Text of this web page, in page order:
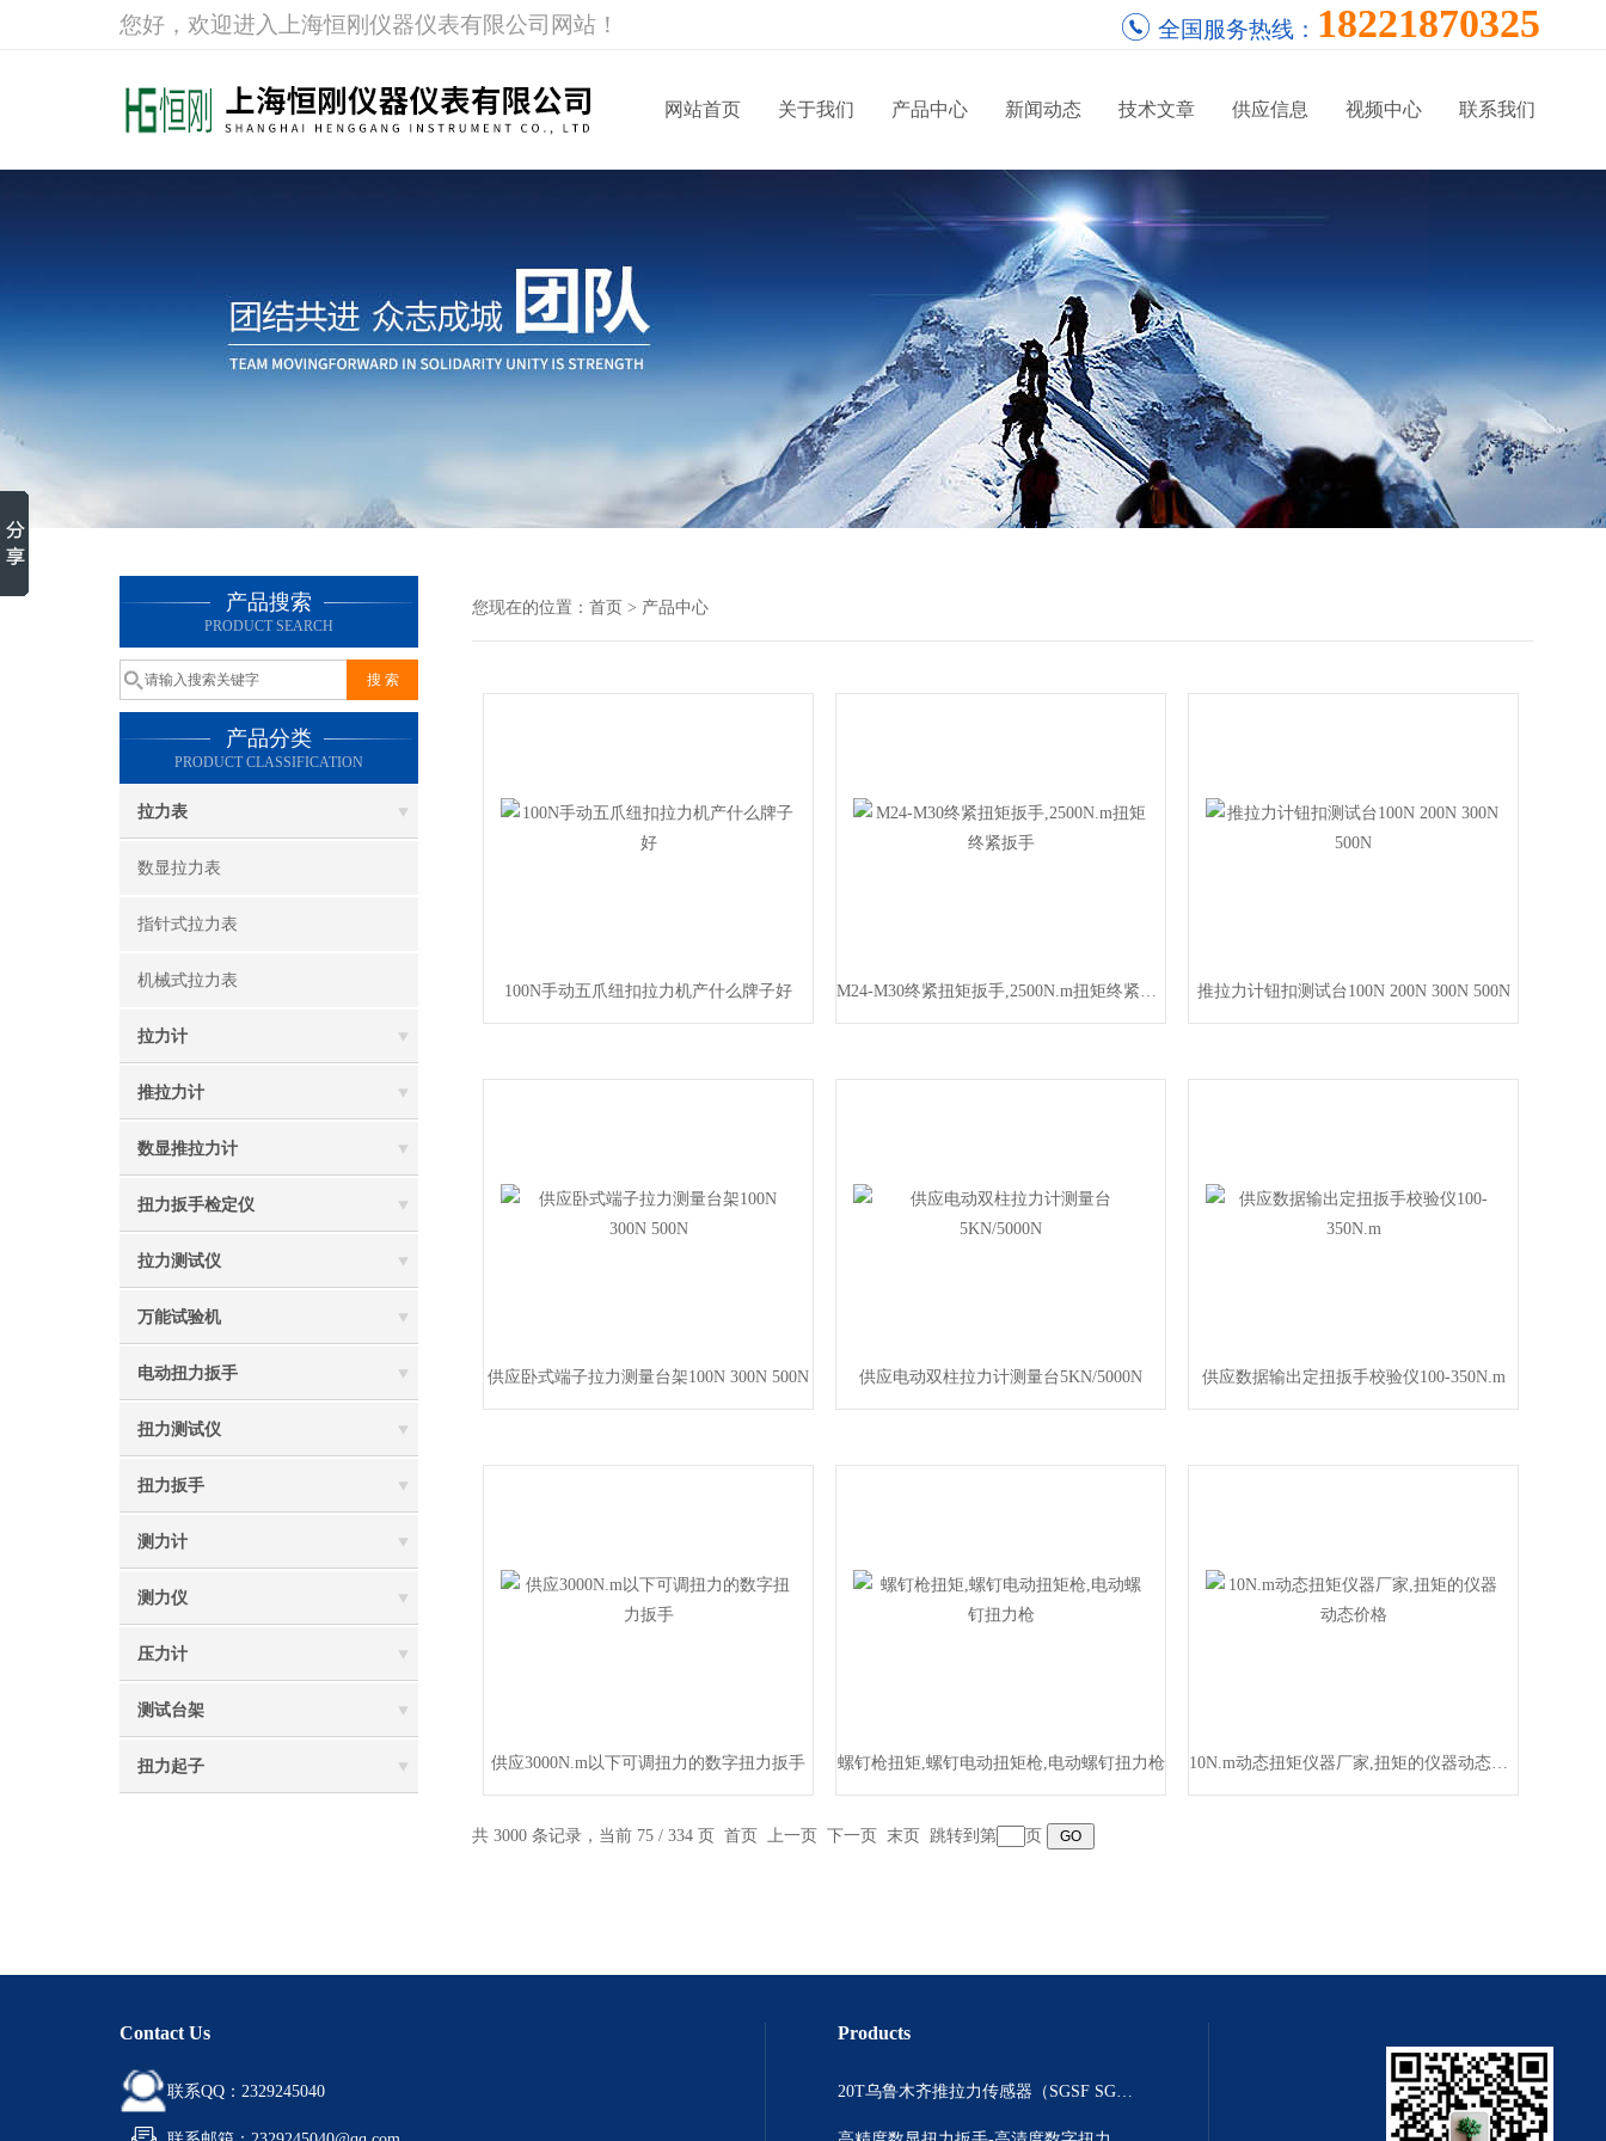
您好，欢迎进入上海恒刚仪器仪表有限公司网站！ 全国服务热线： 18221870325
网站首页 关于我们 产品中心 新闻动态 技术文章 供应信息 视频中心 联系我们
产品搜索
PRODUCT SEARCH
产品分类
PRODUCT CLASSIFICATION
拉力表
数显拉力表
指针式拉力表
机械式拉力表
拉力计
推拉力计
数显推拉力计
扭力扳手检定仪
拉力测试仪
万能试验机
电动扭力扳手
扭力测试仪
扭力扳手
测力计
测力仪
压力计
测试台架
扭力起子
您现在的位置： 首页 > 产品中心
100N手动五爪纽扣拉力机产什么牌子好 M24-M30终紧扭矩扳手,2500N.m扭矩终紧扳手 推拉力计钮扣测试台100N 200N 300N 500N
供应卧式端子拉力测量台架100N 300N 500N 供应电动双柱拉力计测量台5KN/5000N 供应数据输出定扭扳手校验仪100-350N.m
供应3000N.m以下可调扭力的数字扭力扳手 螺钉枪扭矩,螺钉电动扭矩枪,电动螺钉扭力枪 10N.m动态扭矩仪器厂家,扭矩的仪器动态价格
共 3000 条记录，当前 75 / 334 页 首页 上一页 下一页 末页 跳转到第 页
Contact Us
联系QQ：2329245040
Products
20T乌鲁木齐推拉力传感器（SGSF SGZF SGLF）